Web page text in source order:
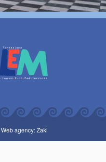
Web agency: Zaki